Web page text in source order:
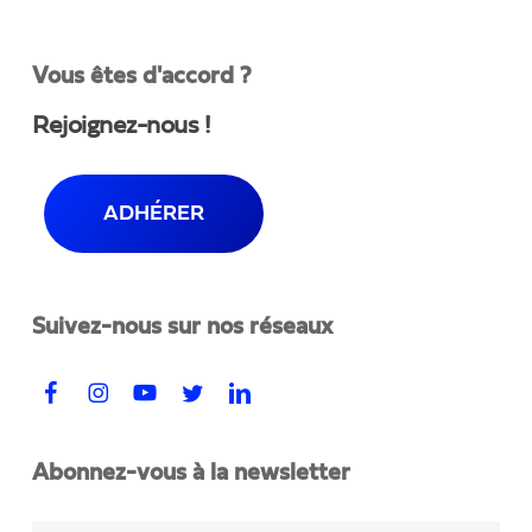
Vous êtes d'accord ?
Rejoignez-nous !
ADHÉRER
Suivez-nous sur nos réseaux
Abonnez-vous à la newsletter